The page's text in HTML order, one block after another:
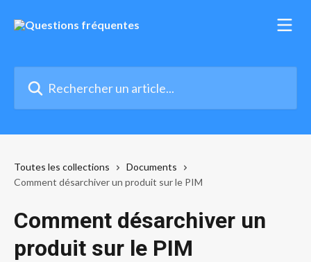
Toutes les collections
Documents
Comment désarchiver un produit sur le PIM
Comment désarchiver un
produit sur le PIM